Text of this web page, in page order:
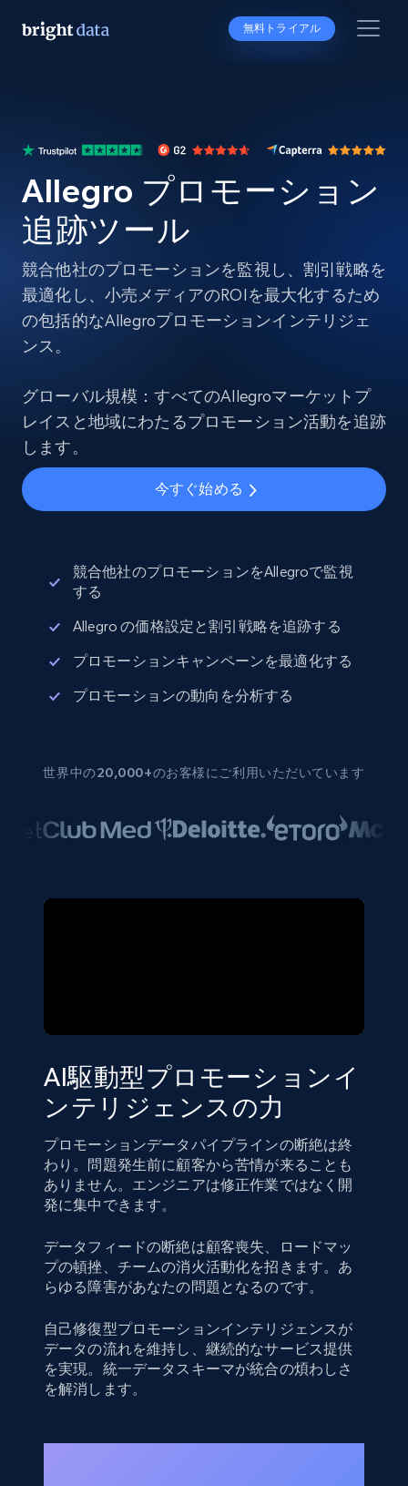
無料トライアル
Allegro プロモーション
追跡ツール
競合他社のプロモーションを監視し、割引戦略を
最適化し、小売メディアのROIを最大化するため
の包括的なAllegroプロモーションインテリジェ
ンス。
グローバル規模：すべてのAllegroマーケットプ
レイスと地域にわたるプロモーション活動を追跡
します。
今すぐ始める
競合他社のプロモーションをAllegroで監視
する
Allegro の価格設定と割引戦略を追跡する
プロモーションキャンペーンを最適化する
プロモーションの動向を分析する
世界中の20,000+のお客様にご利用いただいています
AI駆動型プロモーションイ
ンテリジェンスの力
プロモーションデータパイプラインの断絶は終
わり。問題発生前に顧客から苦情が来ることも
ありません。エンジニアは修正作業ではなく開
発に集中できます。
データフィードの断絶は顧客喪失、ロードマッ
プの頓挫、チームの消火活動化を招きます。あ
らゆる障害があなたの問題となるのです。
自己修復型プロモーションインテリジェンスが
データの流れを維持し、継続的なサービス提供
を実現。統一データスキーマが統合の煩わしさ
を解消します。